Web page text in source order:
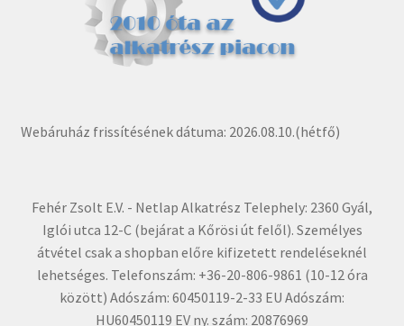
Webáruház frissítésének dátuma: 2026.08.10.(hétfő)
Fehér Zsolt E.V. - Netlap Alkatrész Telephely: 2360 Gyál,
Iglói utca 12-C (bejárat a Kőrösi út felől). Személyes
átvétel csak a shopban előre kifizetett rendeléseknél
lehetséges. Telefonszám: +36-20-806-9861 (10-12 óra
között) Adószám: 60450119-2-33 EU Adószám:
HU60450119 EV ny. szám: 20876969